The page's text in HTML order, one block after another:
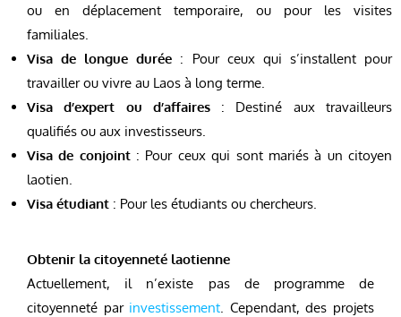
ou en déplacement temporaire, ou pour les visites
familiales.
Visa de longue durée : Pour ceux qui s’installent pour
travailler ou vivre au Laos à long terme.
Visa d’expert ou d’affaires: Destiné aux travailleurs
qualifiés ou aux investisseurs.
Visa de conjoint: Pour ceux qui sont mariés à un citoyen
laotien.
Visa étudiant : Pour les étudiants ou chercheurs.
Obtenir la citoyenneté laotienne
Actuellement, il n’existe pas de programme de
citoyenneté par investissement . Cependant, des projets